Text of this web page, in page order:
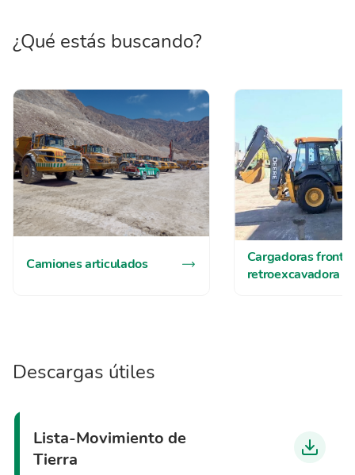
¿Qué estás buscando?
Camiones articulados
Cargadoras
retroexcavadora
Descargas útiles
Lista-Movimiento de
Tierra